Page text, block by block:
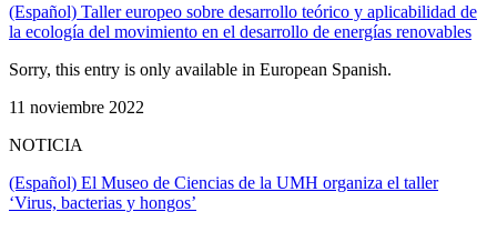
(Español) Taller europeo sobre desarrollo teórico y aplicabilidad de
la ecología del movimiento en el desarrollo de energías renovables
Sorry, this entry is only available in European Spanish.
11 noviembre 2022
NOTICIA
(Español) El Museo de Ciencias de la UMH organiza el taller
‘Virus, bacterias y hongos’